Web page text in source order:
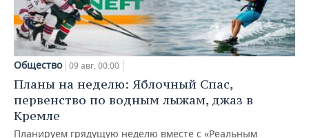
Общество 09 авг, 00:00
Планы на неделю: Яблочный Спас,
первенство по водным лыжам, джаз в
Кремле
Планируем грядущую неделю вместе с «Реальным